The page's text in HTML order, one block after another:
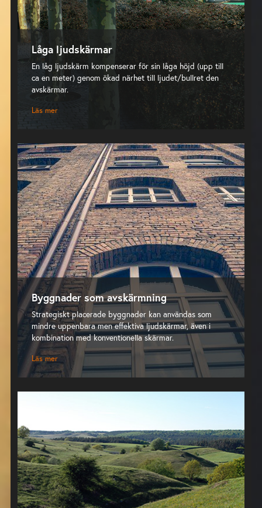
Låga ljudskärmar
En låg ljudskärm kompenserar för sin låga höjd (upp till
ca en meter) genom ökad närhet till ljudet/bullret den
avskärmar.
Läs mer
Byggnader som avskärmning
Strategiskt placerade byggnader kan användas som
mindre uppenbara men effektiva ljudskärmar, även i
kombination med konventionella skärmar.
Läs mer